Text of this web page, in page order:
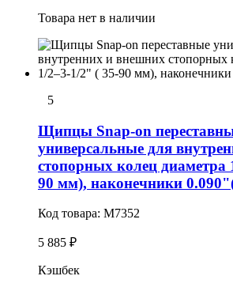
Товара нет в наличии
5
Щипцы Snap-on
универсальные для
стопорных колец диаметра
90 мм), наконечники
Код товара: M7352
5 885 ₽
Кэшбек